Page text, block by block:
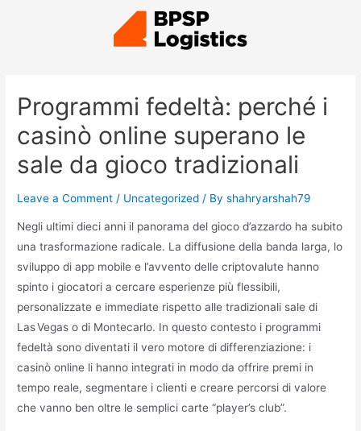
Programmi fedeltà: perché i
casinò online superano le
sale da gioco tradizionali
Leave a Comment / Uncategorized / Byshahryarshah79
Negli ultimi dieci anni il panorama del gioco d’azzardo ha subito
una trasformazione radicale. La diffusione della banda larga, lo
sviluppo di app mobile e l’avvento delle criptovalute hanno
spinto i giocatori a cercare esperienze più flessibili,
personalizzate e immediate rispetto alle tradizionali sale di
Las Vegas o di Montecarlo. In questo contesto i programmi
fedeltà sono diventati il vero motore di differenziazione: i
casinò online li hanno integrati in modo da offrire premi in
tempo reale, segmentare i clienti e creare percorsi di valore
che vanno ben oltre le semplici carte “player’s club”.